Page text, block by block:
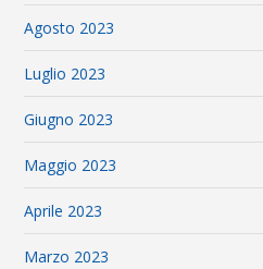
Agosto 2023
Luglio 2023
Giugno 2023
Maggio 2023
Aprile 2023
Marzo 2023